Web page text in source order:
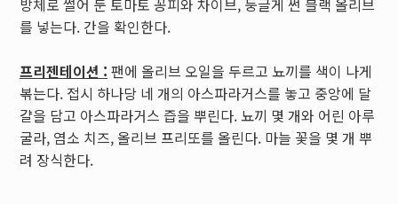
방체로 썰어 둔 토마토 꽁피와 차이브, 둥글게 썬 블랙 올리브
를 넣는다. 간을 확인한다.
프리젠테이션 : 팬에 올리브 오일을 두르고 뇨끼를 색이 나게
볶는다. 접시 하나당 네 개의 아스파라거스를 놓고 중앙에 달
걀을 담고 아스파라거스 즙을 뿌린다. 뇨끼 몇 개와 어린 아루
굴라, 염소 치즈, 올리브 프리또를 올린다. 마늘 꽃을 몇 개 뿌
려 장식한다.